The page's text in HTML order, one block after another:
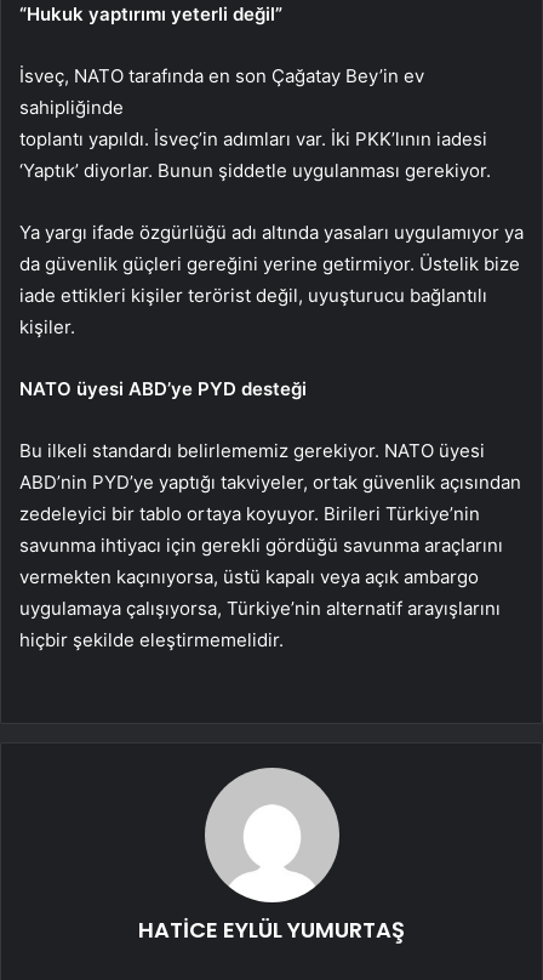
“Hukuk yaptırımı yeterli değil”
İsveç, NATO tarafında en son Çağatay Bey’in ev
sahipliğinde
toplantı yapıldı. İsveç’in adımları var. İki PKK’lının iadesi
‘Yaptık’ diyorlar. Bunun şiddetle uygulanması gerekiyor.
Ya yargı ifade özgürlüğü adı altında yasaları uygulamıyor ya
da güvenlik güçleri gereğini yerine getirmiyor. Üstelik bize
iade ettikleri kişiler terörist değil, uyuşturucu bağlantılı
kişiler.
NATO üyesi ABD’ye PYD desteği
Bu ilkeli standardı belirlememiz gerekiyor. NATO üyesi
ABD’nin PYD’ye yaptığı takviyeler, ortak güvenlik açısından
zedeleyici bir tablo ortaya koyuyor. Birileri Türkiye’nin
savunma ihtiyacı için gerekli gördüğü savunma araçlarını
vermekten kaçınıyorsa, üstü kapalı veya açık ambargo
uygulamaya çalışıyorsa, Türkiye’nin alternatif arayışlarını
hiçbir şekilde eleştirmemelidir.
HATİCE EYLÜL YUMURTAŞ